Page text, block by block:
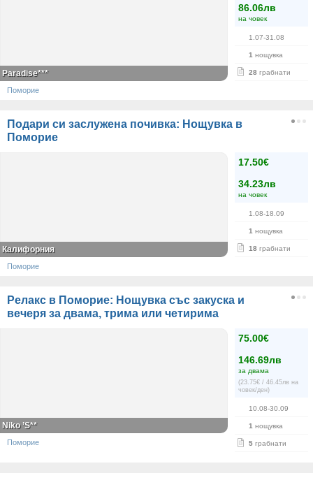
86.06лв
на човек
1.07-31.08
1 нощувка
28 грабнати
Paradise***
Поморие
Подари си заслужена почивка: Нощувка в
Поморие
17.50€
34.23лв
на човек
1.08-18.09
1 нощувка
18 грабнати
Калифорния
Поморие
Релакс в Поморие: Нощувка със закуска и
вечеря за двама, трима или четирима
75.00€
146.69лв
за двама
(23.75€ / 46.45лв на
човек/ден)
10.08-30.09
1 нощувка
5 грабнати
Niko ’S**
Поморие